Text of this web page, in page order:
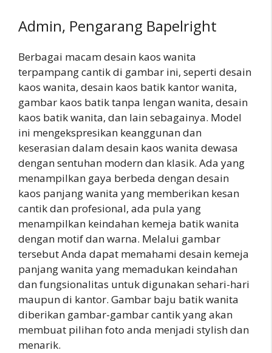
Admin, Pengarang Bapelright
Berbagai macam desain kaos wanita
terpampang cantik di gambar ini, seperti desain
kaos wanita, desain kaos batik kantor wanita,
gambar kaos batik tanpa lengan wanita, desain
kaos batik wanita, dan lain sebagainya. Model
ini mengekspresikan keanggunan dan
keserasian dalam desain kaos wanita dewasa
dengan sentuhan modern dan klasik. Ada yang
menampilkan gaya berbeda dengan desain
kaos panjang wanita yang memberikan kesan
cantik dan profesional, ada pula yang
menampilkan keindahan kemeja batik wanita
dengan motif dan warna. Melalui gambar
tersebut Anda dapat memahami desain kemeja
panjang wanita yang memadukan keindahan
dan fungsionalitas untuk digunakan sehari-hari
maupun di kantor. Gambar baju batik wanita
diberikan gambar-gambar cantik yang akan
membuat pilihan foto anda menjadi stylish dan
menarik.